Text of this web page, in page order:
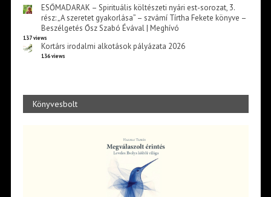
ESŐMADARAK – Spirituális költészeti nyári est-sorozat, 3.
rész: „A szeretet gyakorlása” – szvámí Tírtha Fekete könyve –
Beszélgetés Ősz Szabó Évával | Meghívó
137 views
Kortárs irodalmi alkotások pályázata 2026
136 views
Könyvesbolt